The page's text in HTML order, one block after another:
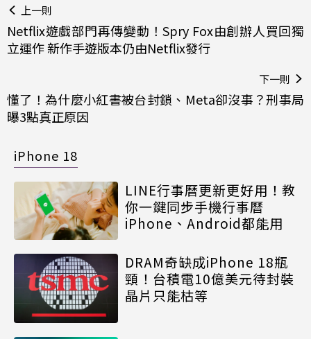
上一則
Netflix遊戲部門再傳變動！Spry Fox由創辦人買回獨
立運作 新作手遊版本仍由Netflix發行
下一則
懂了！為什麼小紅書被台封鎖、Meta卻沒事？刑事局
曝3點真正原因
iPhone 18
LINE行事曆更新更好用！教
你一鍵同步手機行事曆
iPhone、Android都能用
DRAM奇缺成iPhone 18瓶
頸！台積電10億美元待封裝
晶片只能枯等